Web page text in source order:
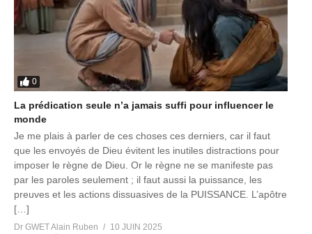
0
La prédication seule n’a jamais suffi pour influencer le
monde
Je me plais à parler de ces choses ces derniers, car il faut
que les envoyés de Dieu évitent les inutiles distractions pour
imposer le règne de Dieu. Or le règne ne se manifeste pas
par les paroles seulement ; il faut aussi la puissance, les
preuves et les actions dissuasives de la PUISSANCE. L’apôtre
[…]
Dr GWET Alain Ruben
10 JUIN 2025